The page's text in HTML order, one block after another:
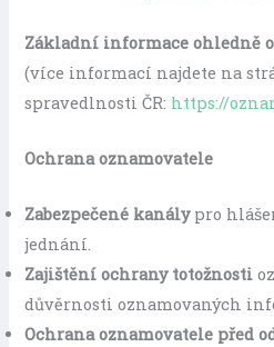
Základní informace ohledně
(více informací najdete na
spravedlnosti ČR: https://
Ochrana oznamovatele
Zabezpečené kanálypro
jednání.
Zajištění ochrany totožnosti
důvěrnosti oznamovaných
Ochrana oznamovatele před